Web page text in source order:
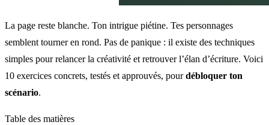
La page reste blanche. Ton intrigue piétine. Tes personnages
semblent tourner en rond. Pas de panique : il existe des techniques
simples pour relancer la créativité et retrouver l’élan d’écriture. Voici
10 exercices concrets, testés et approuvés, pourdébloquer ton
scénario.
Table des matières